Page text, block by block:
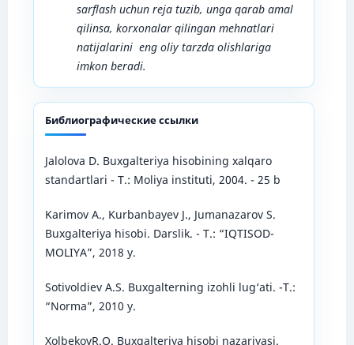
sarflash uchun reja tuzib, unga qarab amal
qilinsa, korxonalar qilingan mehnatlari
natijalarini eng oliy tarzda olishlariga
imkon beradi.
Библиографические ссылки
Jalolova D. Buxgalteriya hisobining xalqaro
standartlari - T.: Moliya instituti, 2004. - 25 b
Kаrimоv A., Kurbanbayev J., Jumanazarov S.
Buxgalteriya hisobi. Darslik. - T.: “IQTISOD-
MOLIYA”, 2018 y.
Sоtivоldiеv A.S. Buxgаltеrning izоhli lug‘аti. -T.:
“Norma”, 2010 y.
XolbekovR.O. Buxgalteriya hisobi nazariyasi.